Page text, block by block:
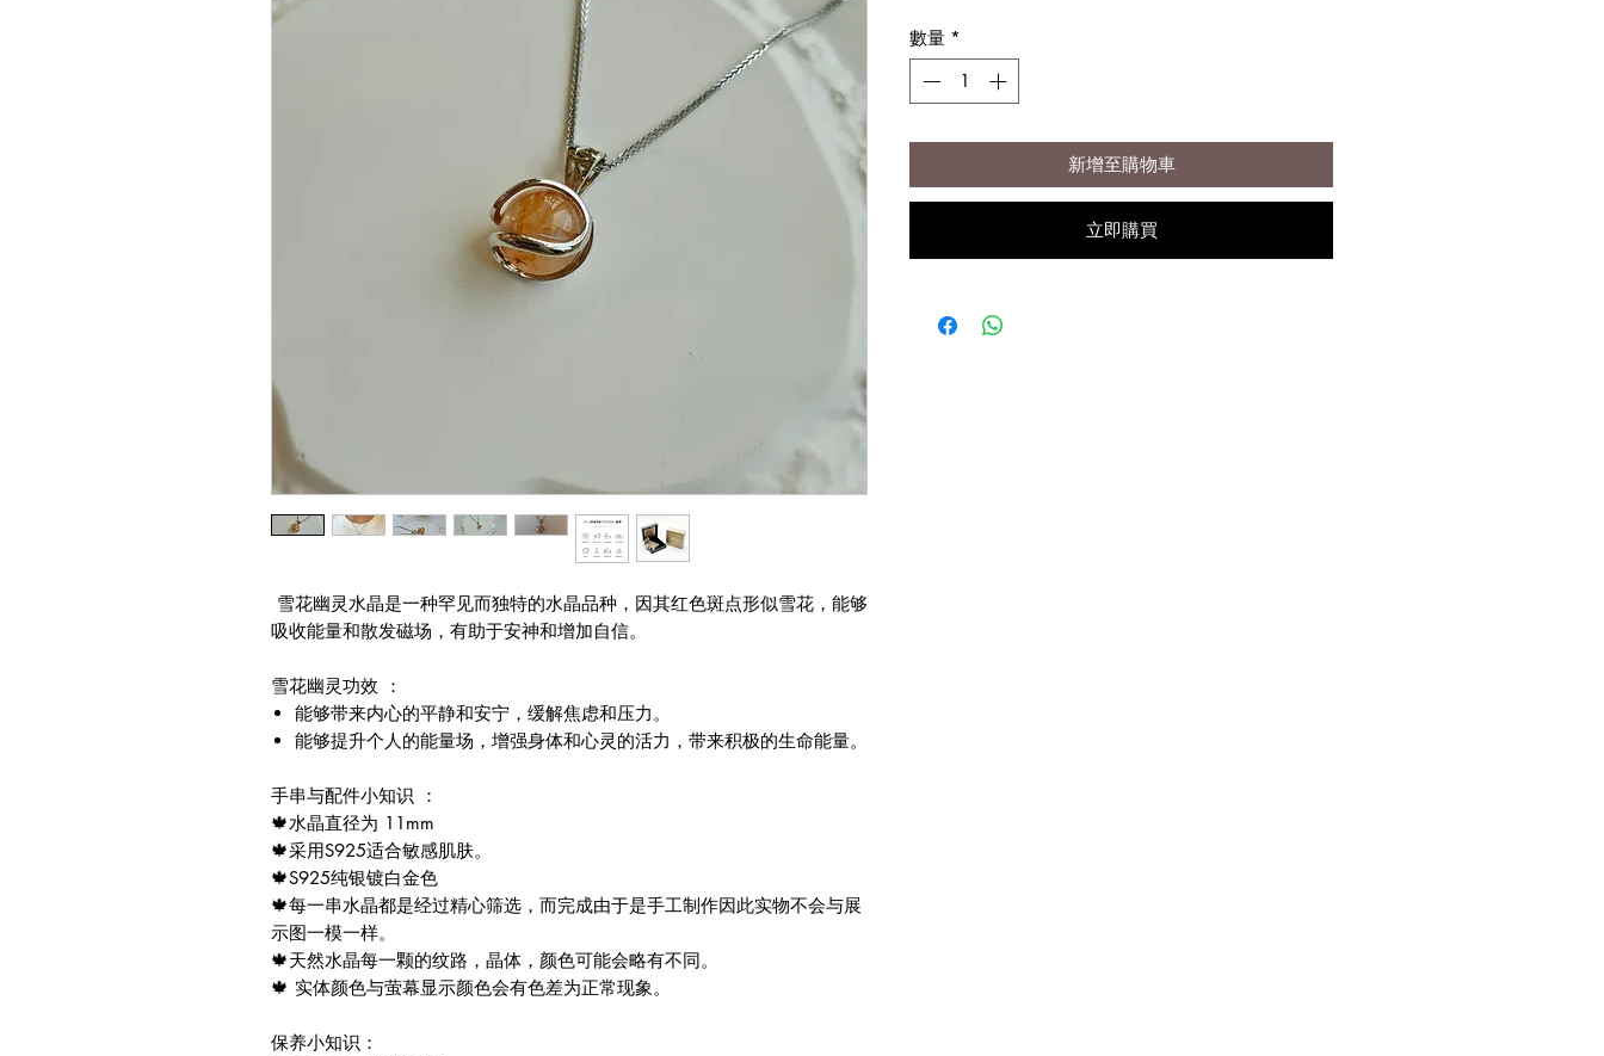
雪花幽灵水晶是一种罕见而独特的水晶品种，因其红色斑点形似雪花，能够
吸收能量和散发磁场，有助于安神和增加自信。
雪花幽灵功效 ：
能够带来内心的平静和安宁，缓解焦虑和压力。
能够提升个人的能量场，增强身体和心灵的活力，带来积极的生命能量。
手串与配件小知识 ：
🍁水晶直径为 11mm
🍁采用S925适合敏感肌肤。
🍁S925纯银镀白金色
🍁每一串水晶都是经过精心筛选，而完成由于是手工制作因此实物不会与展
示图一模一样。
🍁天然水晶每一颗的纹路，晶体，颜色可能会略有不同。
🍁 实体颜色与萤幕显示颜色会有色差为正常现象。
保养小知识：
數量 *
新增至購物車
立即購買